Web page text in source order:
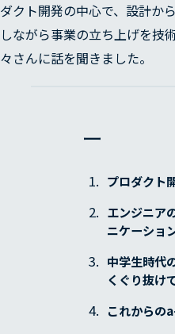
クト開発の中心で、設計か
ながら事業の立ち上げを技
さんに話を聞きました。
ー
プロダクト
エンジニア
ニケーショ
中学生時代
くぐり抜け
これからの